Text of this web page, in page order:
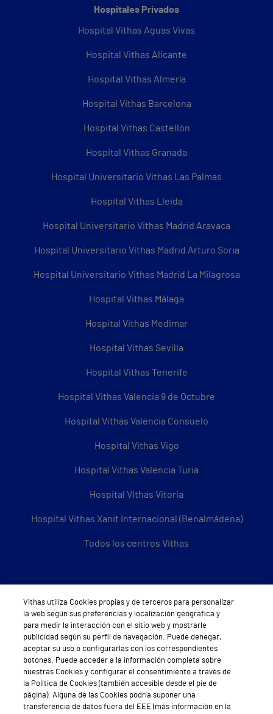
Hospitales Privados
Hospital Vithas Aguas Vivas
Hospital Vithas Alicante
Hospital Vithas Almería
Hospital Vithas Barcelona
Hospital Vithas Castellón
Hospital Vithas Granada
Hospital Universitario Vithas Las Palmas
Hospital Vithas Lleida
Hospital Universitario Vithas Madrid Aravaca
Hospital Universitario Vithas Madrid Arturo Soria
Hospital Universitario Vithas Madrid La Milagrosa
Hospital Vithas Málaga
Hospital Vithas Medimar
Hospital Vithas Sevilla
Hospital Vithas Tenerife
Hospital Vithas Valencia 9 de Octubre
Hospital Vithas Valencia Consuelo
Hospital Vithas Vigo
Hospital Vithas Valencia Turia
Hospital Vithas Vitoria
Hospital Vithas Xanit Internacional (Benalmádena)
Todos los centros Vithas
Sobre Vithas
Quiénes somos
Trabajar en Vithas
Teléfono Cita Médica
Teléfono Atención al Cliente
Vithas utiliza Cookies propias y de terceros para personalizar
la web según sus preferencias y localización geográfica y
para medir la interacción con el sitio web y mostrarle
publicidad según su perfil de navegación. Puede denegar,
aceptar su uso o configurarlas con los correspondientes
botones. Puede acceder a la información completa sobre
nuestras Cookies y configurar el consentimiento a través de
la Política de Cookies (también accesible desde el pie de
página). Alguna de las Cookies podría suponer una
transferencia de datos fuera del EEE (más información en la